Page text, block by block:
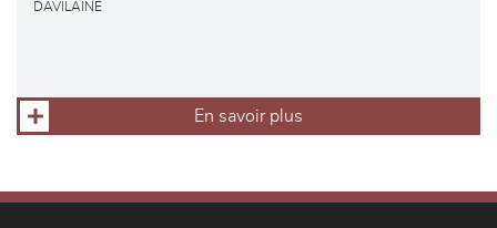
DAVILAINE
En savoir plus